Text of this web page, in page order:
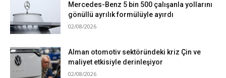
Mercedes-Benz 5 bin 500 çalışanla yollarını
gönüllü ayrılık formülüyle ayırdı
02/08/2026
Alman otomotiv sektöründeki kriz Çin ve
maliyet etkisiyle derinleşiyor
02/08/2026